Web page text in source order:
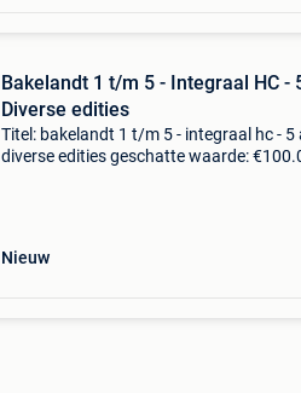
Bakelandt 1 t/m 5 - Integraal HC -
Diverse edities
Titel: bakelandt 1 t/m 5 - integraal hc - 5
diverse edities geschatte waarde:
Nieuw